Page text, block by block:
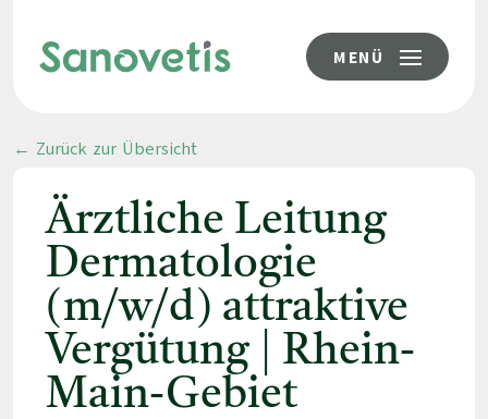
MENÜ
← Zurück zur Übersicht
Ärztliche Leitung
Dermatologie
(m/w/d) attraktive
Vergütung | Rhein-
Main-Gebiet